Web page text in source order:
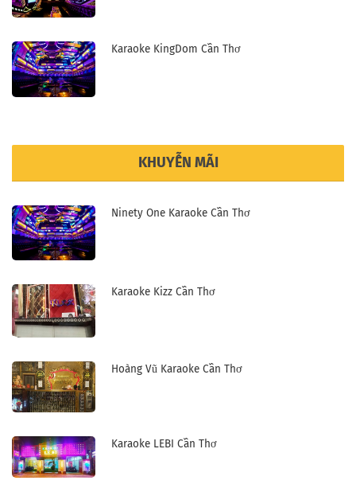
Karaoke KingDom Cần Thơ
KHUYỄN MÃI
Ninety One Karaoke Cần Thơ
Karaoke Kizz Cần Thơ
Hoàng Vũ Karaoke Cần Thơ
Karaoke LEBI Cần Thơ